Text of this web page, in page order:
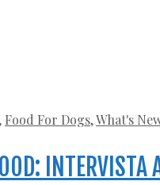
Food For Dogs,What's
INTERVISTA